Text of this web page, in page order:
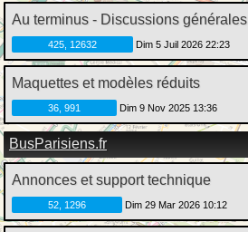
Au terminus - Discussions générales
425, 12632 Dim 5 Juil 2026 22:23
Maquettes et modèles réduits
36, 991 Dim 9 Nov 2025 13:36
BusParisiens.fr
Annonces et support technique
52, 1296 Dim 29 Mar 2026 10:12